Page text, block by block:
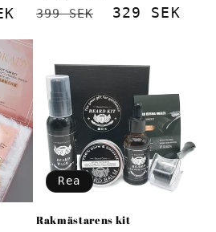
Ordinarie
399 SEK 329 SEK
Rea
Rakmästarens kit